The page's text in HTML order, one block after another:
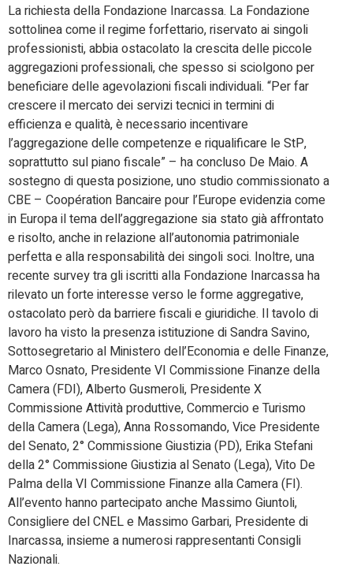
La richiesta della Fondazione Inarcassa. La Fondazione
sottolinea come il regime forfettario, riservato ai singoli
professionisti, abbia ostacolato la crescita delle piccole
aggregazioni professionali, che spesso si sciolgono per
beneficiare delle agevolazioni fiscali individuali. “Per far
crescere il mercato dei servizi tecnici in termini di
efficienza e qualità, è necessario incentivare
l’aggregazione delle competenze e riqualificare le StP,
soprattutto sul piano fiscale” – ha concluso De Maio. A
sostegno di questa posizione, uno studio commissionato a
CBE – Coopération Bancaire pour l’Europe evidenzia come
in Europa il tema dell’aggregazione sia stato già affrontato
e risolto, anche in relazione all’autonomia patrimoniale
perfetta e alla responsabilità dei singoli soci. Inoltre, una
recente survey tra gli iscritti alla Fondazione Inarcassa ha
rilevato un forte interesse verso le forme aggregative,
ostacolato però da barriere fiscali e giuridiche. Il tavolo di
lavoro ha visto la presenza istituzione di Sandra Savino,
Sottosegretario al Ministero dell’Economia e delle Finanze,
Marco Osnato, Presidente VI Commissione Finanze della
Camera (FDI), Alberto Gusmeroli, Presidente X
Commissione Attività produttive, Commercio e Turismo
della Camera (Lega), Anna Rossomando, Vice Presidente
del Senato, 2° Commissione Giustizia (PD), Erika Stefani
della 2° Commissione Giustizia al Senato (Lega), Vito De
Palma della VI Commissione Finanze alla Camera (FI).
All’evento hanno partecipato anche Massimo Giuntoli,
Consigliere del CNEL e Massimo Garbari, Presidente di
Inarcassa, insieme a numerosi rappresentanti Consigli
Nazionali.